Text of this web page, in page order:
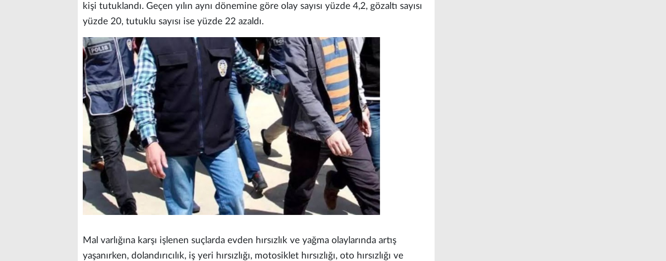
kişi tutuklandı. Geçen yılın aynı dönemine göre olay sayısı yüzde 4,2, gözaltı sayısı
yüzde 20, tutuklu sayısı ise yüzde 22 azaldı.
Mal varlığına karşı işlenen suçlarda evden hırsızlık ve yağma olaylarında artış
yaşanırken, dolandırıcılık, iş yeri hırsızlığı, motosiklet hırsızlığı, oto hırsızlığı ve